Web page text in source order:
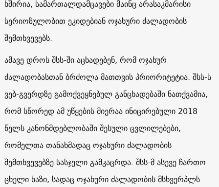
ხშირია, სამართალდამცავები მაინც არასაკმარისი
სერიოზულობით ეკიდებიან ოჯახური ძალადობის
შემთხვევებს.
ამავე დროს შსს-ში აცხადებენ, რომ ოჯახურ
ძალადობასთან ბრძოლა მათთვის პრიორიტეტია. შსს-ს
ვებ-გვერდზე გამოქვეყნებულ განცხადებაში ნათქვამია,
რომ სწორედ ამ უწყების მიერაა ინიცირებული 2018
წელს კანონმდებლობაში შესული ცვლილებები,
რომელთა თანახმადაც ოჯახური ძალადობის
შემთხვევებზე სასჯელი გამკაცრდა. შსს-მ ასევე ჩართო
ცხელი ხაზი, სადაც ოჯახური ძალადობის მსხვერპლს